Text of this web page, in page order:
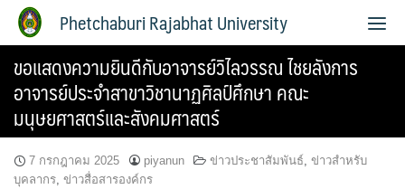
Phetchaburi Rajabhat University
ขอแสดงความยินดีกับอาจารย์วิไลวรรณ ไชยลังการ
อาจารย์ประจำสาขาวิชานาฏศิลป์ศึกษา คณะ
มนุษยศาสตร์และสังคมศาสตร์
7 กรกฎาคม 2025 piyanun ข่าวประชาสัมพันธ์, ข่าวสำหรับ
บุคลากร, ข่าวสื่อสารองค์กร